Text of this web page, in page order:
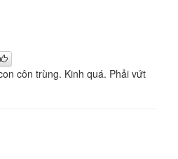
côn trùng. Kinh quá. Phải vứt